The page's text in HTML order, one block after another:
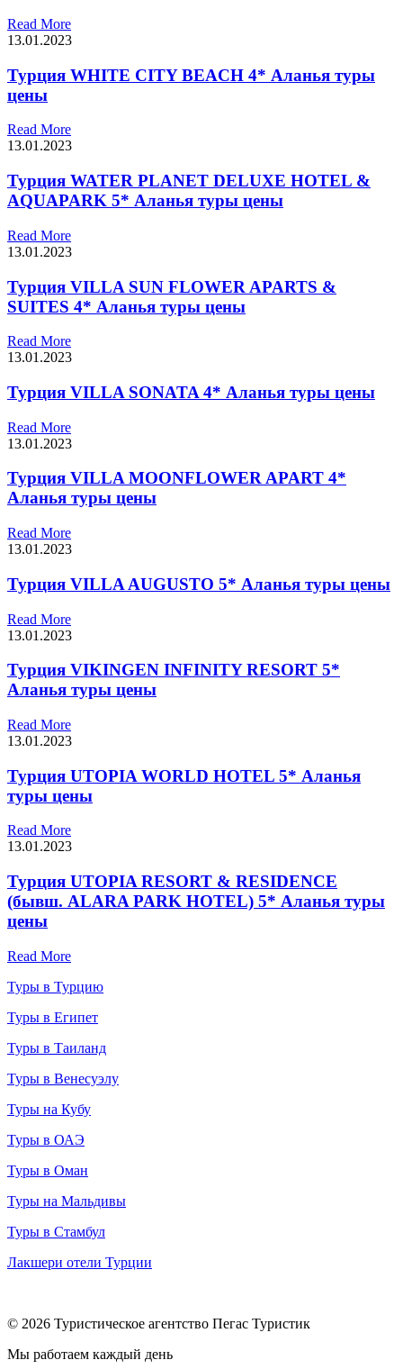
Read More
13.01.2023
Турция WHITE CITY BEACH 4* Аланья туры
цены
Read More
13.01.2023
Турция WATER PLANET DELUXE HOTEL &
AQUAPARK 5* Аланья туры цены
Read More
13.01.2023
Турция VILLA SUN FLOWER APARTS &
SUITES 4* Аланья туры цены
Read More
13.01.2023
Турция VILLA SONATA 4* Аланья туры цены
Read More
13.01.2023
Турция VILLA MOONFLOWER APART 4*
Аланья туры цены
Read More
13.01.2023
Турция VILLA AUGUSTO 5* Аланья туры цены
Read More
13.01.2023
Турция VIKINGEN INFINITY RESORT 5*
Аланья туры цены
Read More
13.01.2023
Турция UTOPIA WORLD HOTEL 5* Аланья
туры цены
Read More
13.01.2023
Турция UTOPIA RESORT & RESIDENCE
(бывш. ALARA PARK HOTEL) 5* Аланья туры
цены
Read More
Туры в Турцию
Туры в Египет
Туры в Таиланд
Туры в Венесуэлу
Туры на Кубу
Туры в ОАЭ
Туры в Оман
Туры на Мальдивы
Туры в Стамбул
Лакшери отели Турции
© 2026 Туристическое агентство Пегас Туристик
Мы работаем каждый день